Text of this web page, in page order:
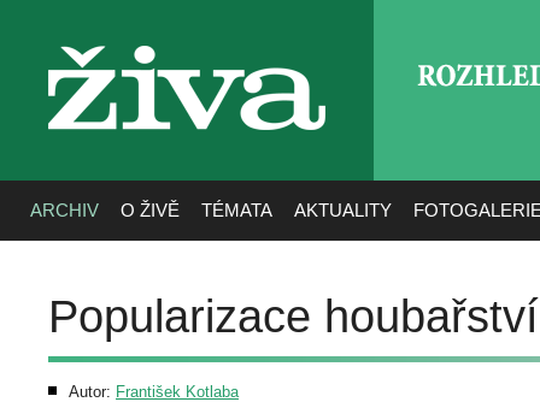
živa
ARCHIV O ŽIVĚ TÉMATA AKTUALITY
Popularizace
Autor: František Kotlaba